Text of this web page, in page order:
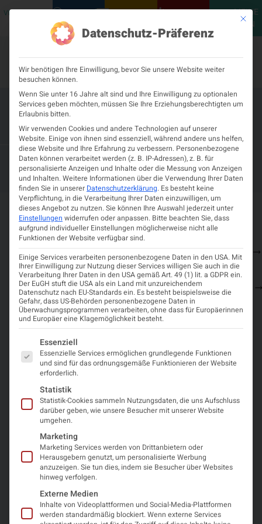
VERANSTALTUNGENPODCASTS NEUROLOGISCH KONTAKT
MEINE
ÖGN
7. Summer School
Neurorehabilitation
8. JUNI 2026 – 11. JUNI 2026
ALFRIED KRUPP WISSENSCHAFTSKOLLEG
GREIFSWALD
Details zur Veranstaltung
Zeit
und Ort
8.
Juni
2026
–
11.
Juni
2026
Alfried
Krupp
Wissenschaftskolleg
Greifswald
Luther-
Straße
14
17489
Greifswald
Sie sehen gerade
einen
Platzhalterinhalt
von
OpenStreetMap.
Um auf den
eigentlichen
zuzugreifen,
die Schaltfläche
unten. Bitte
beachten Sie,
Drittanbieter
weitergegeben
werden.
Informationen
Inhalt
entsperren
Service
Programm
Anmeldung
Mit
Datenschutz-Präferenz
Wir benötigen Ihre Einwilligung, bevor Sie unsere Website weiter
besuchen können.
Wenn Sie unter 16 Jahre alt sind und Ihre Einwilligung zu optionalen
Services geben möchten, müssen Sie Ihre Erziehungsberechtigten um
Erlaubnis bitten.
Wir verwenden Cookies und andere Technologien auf unserer
Website. Einige von ihnen sind essenziell, während andere uns helfen,
diese Website und Ihre Erfahrung zu verbessern. Personenbezogene
Daten können verarbeitet werden (z. B. IP-Adressen), z. B. für
personalisierte Anzeigen und Inhalte oder die Messung von Anzeigen
und Inhalten.Weitere Informationen über die Verwendung Ihrer Daten
finden Sie in unserer Datenschutzerklärung. Es besteht keine
Verpflichtung, in die Verarbeitung Ihrer Daten einzuwilligen, um
dieses Angebot zu nutzen.Sie können Ihre Auswahl jederzeit unter
Einstellungen widerrufen oder anpassen. Bitte beachten Sie, dass
aufgrund individueller Einstellungen möglicherweise nicht alle
Funktionen der Website verfügbar sind.
Einige Services verarbeiten personenbezogene Daten in den USA. Mit
Ihrer Einwilligung zur Nutzung dieser Services willigen Sie auch in die
Verarbeitung Ihrer Daten in den USA gemäß Art. 49 (1) lit. a GDPR ein.
Der EuGH stuft die USA als ein Land mit unzureichendem
Datenschutz nach EU-Standards ein. Es besteht beispielsweise die
Gefahr, dass US-Behörden personenbezogene Daten in
Überwachungsprogrammen verarbeiten, ohne dass für Europäerinnen
und Europäer eine Klagemöglichkeit besteht.
Es folgt eine Liste der Service-Gruppen, für die eine
Essenziell
Essenzielle Services ermöglichen grundlegende Funktionen
und sind für das ordnungsgemäße Funktionieren der Website
erforderlich.
Statistik
Statistik-Cookies sammeln Nutzungsdaten, die uns Aufschluss
darüber geben, wie unsere Besucher mit unserer Website
umgehen.
Marketing
Marketing Services werden von Drittanbietern oder
Herausgebern genutzt, um personalisierte Werbung
anzuzeigen. Sie tun dies, indem sie Besucher über Websites
hinweg verfolgen.
Externe Medien
Inhalte von Videoplattformen und Social-Media-Plattformen
werden standardmäßig blockiert. Wenn externe Services